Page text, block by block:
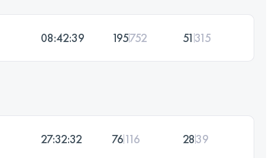
08:42:39 195752 51315
27:32:32 76116 2839